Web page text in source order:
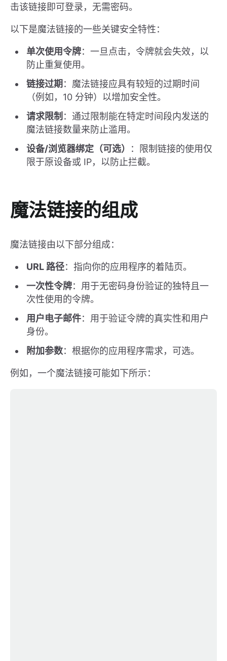
击该链接即可登录，无需密码。
以下是魔法链接的一些关键安全特性：
单次使用令牌：一旦点击，令牌就会失效，以
防止重复使用。
链接过期 ：魔法链接应具有较短的过期时间
（例如，10 分钟）以增加安全性。
请求限制 ：通过限制能在特定时间段内发送的
魔法链接数量来防止滥用。
设备/浏览器绑定（可选）
：限制链接的使用仅
限于原设备或 IP，以防止拦截。
魔法链接的组成
魔法链接由以下部分组成：
URL 路径：指向你的应用程序的着陆页。
一次性令牌：用于无密码身份验证的独特且一
次性使用的令牌。
用户电子邮件：用于验证令牌的真实性和用户
身份。
附加参数：根据你的应用程序需求，可选。
例如，一个魔法链接可能如下所示：